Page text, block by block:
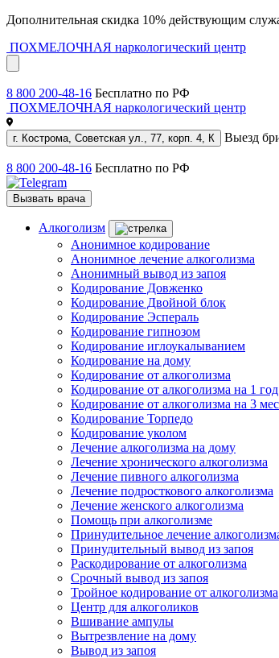
Дополнительная скидка 10% действующим
ПОХМЕЛОЧНАЯ наркологический центр
8 800 200-48-16 Бесплатно по РФ
ПОХМЕЛОЧНАЯ наркологический центр
г. Кострома, Советская ул., 77, корп. 4, К Выезд
8 800 200-48-16 Бесплатно по РФ
Вызвать врача
Алкоголизм
Анонимное кодирование
Анонимное лечение алкоголизма
Анонимный вывод из запоя
Кодирование Довженко
Кодирование Двойной блок
Кодирование Эспераль
Кодирование гипнозом
Кодирование иглоукалыванием
Кодирование на дому
Кодирование от алкоголизма
Кодирование от алкоголизма на 1 год
Кодирование от алкоголизма на 3
Кодирование Торпедо
Кодирование уколом
Лечение алкоголизма на дому
Лечение хронического алкоголизма
Лечение пивного алкоголизма
Лечение подросткового алкоголизма
Лечение женского алкоголизма
Помощь при алкоголизме
Принудительное лечение
Принудительный вывод из запоя
Раскодирование от алкоголизма
Срочный вывод из запоя
Тройное кодирование от алкоголизма
Центр для алкоголиков
Вшивание ампулы
Вытрезвление на дому
Вывод из запоя